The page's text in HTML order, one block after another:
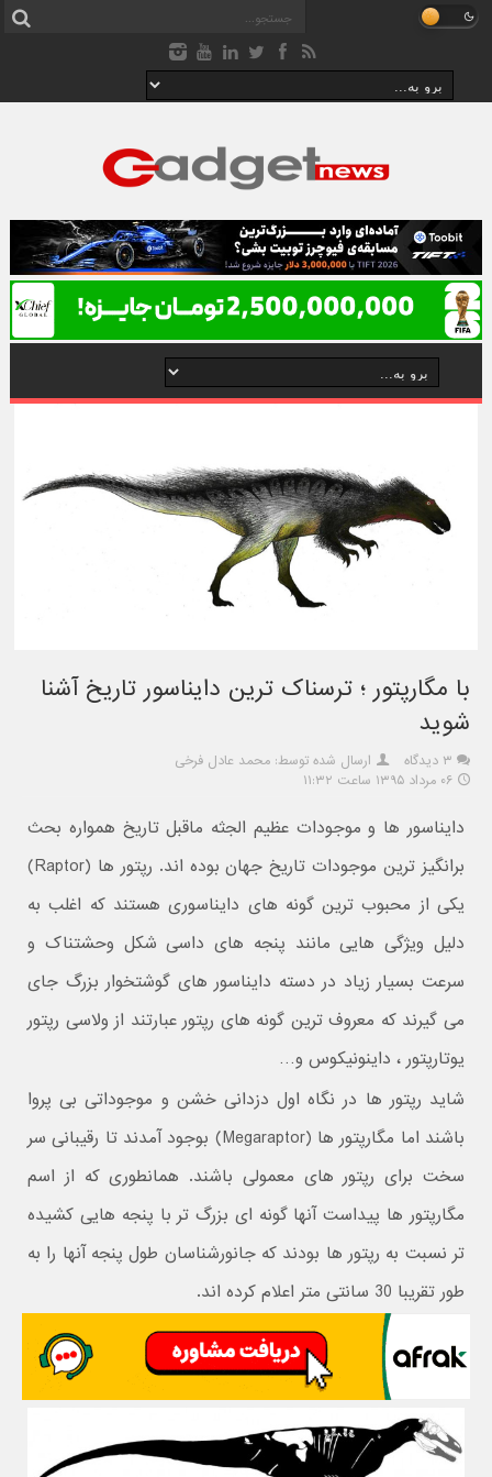
با مگارپتور ؛ ترسناک ترین دایناسور تاریخ آشنا
شوید
۳ دیدگاه
ارسال شده توسط: محمد عادل فرخی
۰۶ مرداد ۱۳۹۵ ساعت ۱۱:۳۲
دایناسور ها و موجودات عظیم الجثه ماقبل تاریخ همواره بحث
برانگیز ترین موجودات تاریخ جهان بوده اند. رپتور ها (Raptor)
یکی از محبوب ترین گونه های دایناسوری هستند که اغلب به
دلیل ویژگی هایی مانند پنجه های داسی شکل وحشتناک و
سرعت بسیار زیاد در دسته دایناسور های گوشتخوار بزرگ جای
می گیرند که معروف ترین گونه های رپتور عبارتند از ولاسی رپتور
یوتارپتور ، داینونیکوس و…
شاید رپتور ها در نگاه اول دزدانی خشن و موجوداتی بی پروا
باشند اما مگارپتور ها (Megaraptor) بوجود آمدند تا رقیبانی سر
سخت برای رپتور های معمولی باشند. همانطوری که از اسم
مگارپتور ها پیداست آنها گونه ای بزرگ تر با پنجه هایی کشیده
تر نسبت به رپتور ها بودند که جانورشناسان طول پنجه آنها را به
طور تقریبا 30 سانتی متر اعلام کرده اند.